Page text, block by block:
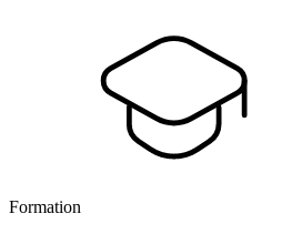
Formation